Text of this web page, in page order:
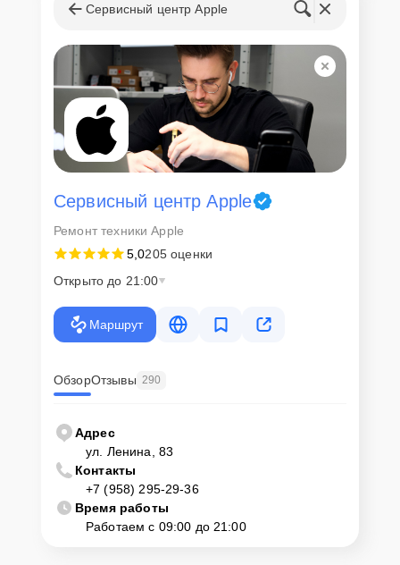
Сервисный центр Apple
Сервисный центр Apple
Ремонт техники Apple
5,0205 оценки
Открыто до 21:00
Маршрут
ОбзорОтзывы 290
Адрес
ул. Ленина, 83
Контакты
+7 (958) 295-29-36
Время работы
Работаем с 09:00 до 21:00